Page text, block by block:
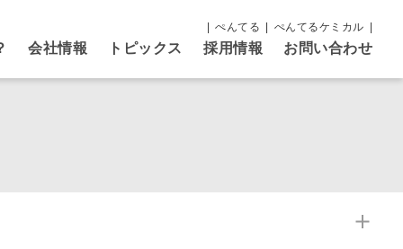
ぺんてる ぺんてるケミカル
会社情報 トピックス 採用情報 お問い合わせ